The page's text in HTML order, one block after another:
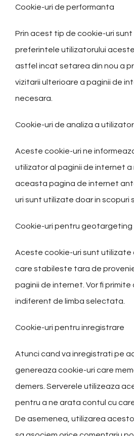
Cookie-uri de performanta
Prin acest tip de cookie-uri
preferintele utilizatorului
astfel incat setarea din nou a
vizitarii ulterioare a paginii de
necesara.
Cookie-uri de analiza a
Aceste cookie-uri ne
utilizator al paginii de internet
aceasta pagina de internet
uri sunt utilizate doar in scopuri
Cookie-uri pentru geotargeting
Aceste cookie-uri sunt utilizate
care stabileste tara de
paginii de internet. Vor fi
indiferent de limba selectata.
Cookie-uri pentru inregistrare
Atunci cand va inregistrati pe
genereaza cookie-uri care
demers. Serverele utilizeaza
pentru a ne arata contul cu
De asemenea, utilizarea